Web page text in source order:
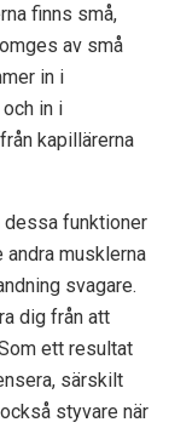
finns små,
av små
in i
in i
kapillärerna
dessa funktioner
musklerna
svagare.
dig från att
ett resultat
särskilt
styvare när